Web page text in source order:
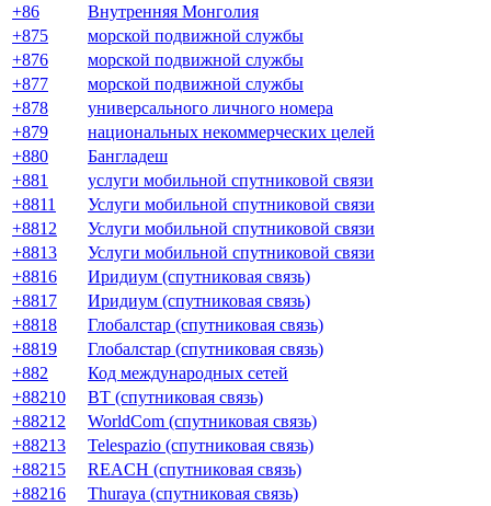
+86
Внутренняя Монголия
+875
морской подвижной службы
+876
морской подвижной службы
+877
морской подвижной службы
+878
универсального личного номера
+879
национальных некоммерческих целей
+880
Бангладеш
+881
услуги мобильной спутниковой связи
+8811
Услуги мобильной спутниковой связи
+8812
Услуги мобильной спутниковой связи
+8813
Услуги мобильной спутниковой связи
+8816
Иридиум (спутниковая связь)
+8817
Иридиум (спутниковая связь)
+8818
Глобалстар (спутниковая связь)
+8819
Глобалстар (спутниковая связь)
+882
Код международных сетей
+88210
BT (спутниковая связь)
+88212
WorldCom (спутниковая связь)
+88213
Telespazio (спутниковая связь)
+88215
REACH (спутниковая связь)
+88216
Thuraya (спутниковая связь)